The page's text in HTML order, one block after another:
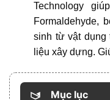
Technology
Formaldehyde,
sinh từ vật dụng
liệu xây dựng.
Mục lục